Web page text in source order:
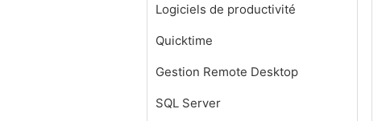
Logiciels de productivité
Quicktime
Gestion Remote Desktop
SQL Server